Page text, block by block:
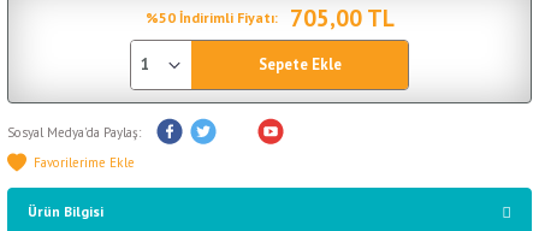
%50 İndirimli Fiyatı: 705,00 TL
Sepete Ekle
Sosyal Medya'da Paylaş:
Ürün Bilgisi